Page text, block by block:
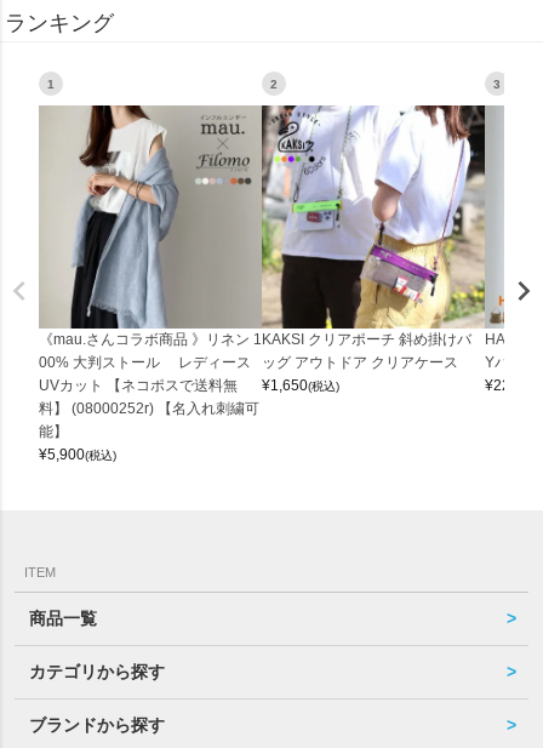
ランキング
1
《mau.さんコラボ商品 》リネン 1
00% 大判ストール レディース
UVカット 【ネコポスで送料無
料】 (08000252r) 【名入れ刺繍可
能】
¥5,900(税込)
2
KAKSI クリアポーチ 斜め掛けバ
ッグ アウトドア クリアケース
¥1,650(税込)
3
Yバッグ
¥22,000
ITEM
商品一覧
カテゴリから探す
ブランドから探す